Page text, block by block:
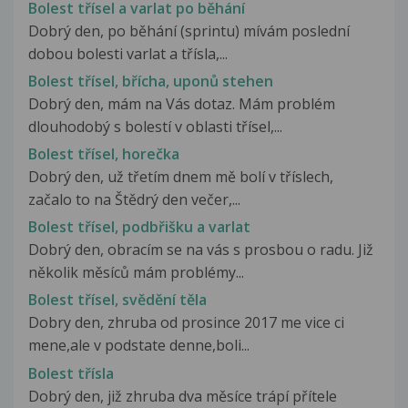
Bolest třísel a varlat po běhání
Dobrý den, po běhání (sprintu) mívám poslední
dobou bolesti varlat a třísla,...
Bolest třísel, břícha, uponů stehen
Dobrý den, mám na Vás dotaz. Mám problém
dlouhodobý s bolestí v oblasti třísel,...
Bolest třísel, horečka
Dobrý den, už třetím dnem mě bolí v tříslech,
začalo to na Štědrý den večer,...
Bolest třísel, podbřišku a varlat
Dobrý den, obracím se na vás s prosbou o radu. Již
několik měsíců mám problémy...
Bolest třísel, svědění těla
Dobry den, zhruba od prosince 2017 me vice ci
mene,ale v podstate denne,boli...
Bolest třísla
Dobrý den, již zhruba dva měsíce trápí přítele